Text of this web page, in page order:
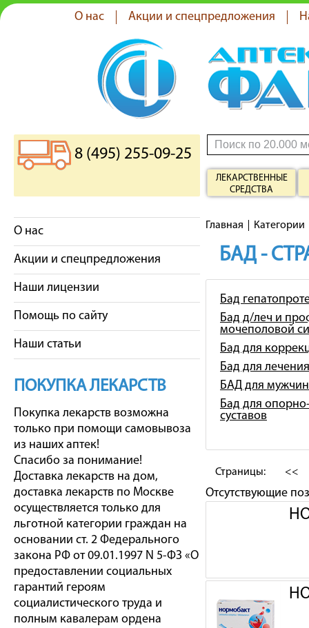
О нас Акции и спецпредложения
8 (495) 255-09-25
ЛЕКАРСТВЕННЫЕ
СРЕДСТВА
О нас
Акции и спецпредложения
Наши лицензии
Помощь по сайту
Наши статьи
ПОКУПКА ЛЕКАРСТВ
Покупка лекарств возможна
только при помощи самовывоза
из наших аптек!
Спасибо за понимание!
Доставка лекарств на дом,
доставка лекарств по Москве
осуществляется только для
льготной категории граждан на
основании ст. 2 Федерального
закона РФ от 09.01.1997 N 5-ФЗ «О
предоставлении социальных
гарантий героям
социалистического труда и
полным кавалерам ордена
Главная Категории
БАД -
Бад
Бад д/леч и
мочеполовой
Бад для
Бад для
БАД для мужчин
Бад для
суставов
Страницы: <<
Отсутствующие